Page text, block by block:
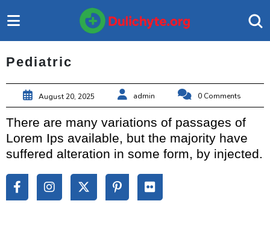
Pediatric
August 20, 2025 admin 0 Comments
There are many variations of passages of
Lorem Ips available, but the majority have
suffered alteration in some form, by injected.